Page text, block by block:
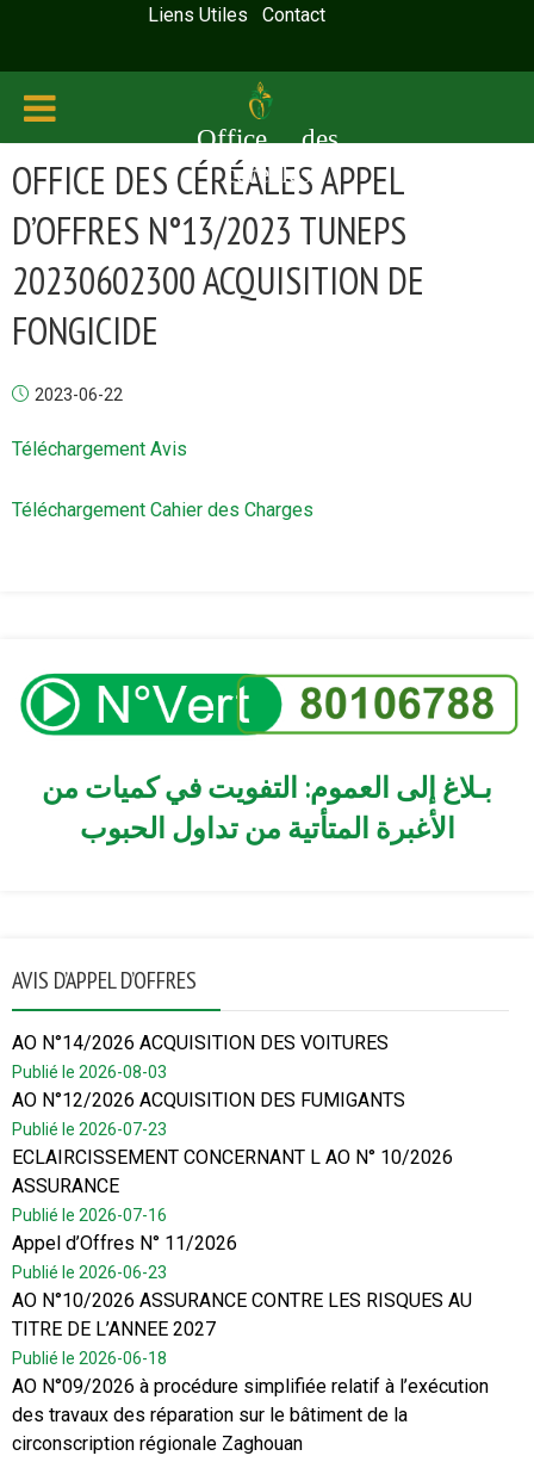
Liens Utiles Contact
Office des
céréales
OFFICE DES CÉRÉALES APPEL
D’OFFRES N°13/2023 TUNEPS
20230602300 ACQUISITION DE
FONGICIDE
2023-06-22
Téléchargement Avis
Téléchargement Cahier des Charges
بـلاغ إلى العموم: التفويت في كميات من
الأغبرة المتأتية من تداول الحبوب
AVIS D’APPEL D’OFFRES
AO N°14/2026 ACQUISITION DES VOITURES
Publié le 2026-08-03
AO N°12/2026 ACQUISITION DES FUMIGANTS
Publié le 2026-07-23
ECLAIRCISSEMENT CONCERNANT L AO N° 10/2026
ASSURANCE
Publié le 2026-07-16
Appel d’Offres N° 11/2026
Publié le 2026-06-23
AO N°10/2026 ASSURANCE CONTRE LES RISQUES AU
TITRE DE L’ANNEE 2027
Publié le 2026-06-18
AO N°09/2026 à procédure simplifiée relatif à l’exécution
des travaux des réparation sur le bâtiment de la
circonscription régionale Zaghouan